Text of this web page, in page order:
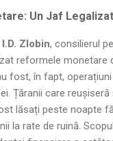
Un Jaf Legalizat
I.D. Zlobin, consilierul
reformele monetare
fost, în fapt,
Țăranii care
lăsați peste noapte
la rate de ruină.